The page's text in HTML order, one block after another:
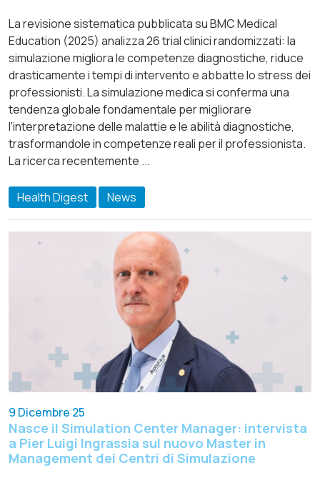
La revisione sistematica pubblicata su BMC Medical
Education (2025) analizza 26 trial clinici randomizzati: la
simulazione migliora le competenze diagnostiche, riduce
drasticamente i tempi di intervento e abbatte lo stress dei
professionisti. La simulazione medica si conferma una
tendenza globale fondamentale per migliorare
l'interpretazione delle malattie e le abilità diagnostiche,
trasformandole in competenze reali per il professionista.
La ricerca recentemente ...
Health Digest News
9 Dicembre 25
Nasce il Simulation Center Manager: intervista
a Pier Luigi Ingrassia sul nuovo Master in
Management dei Centri di Simulazione